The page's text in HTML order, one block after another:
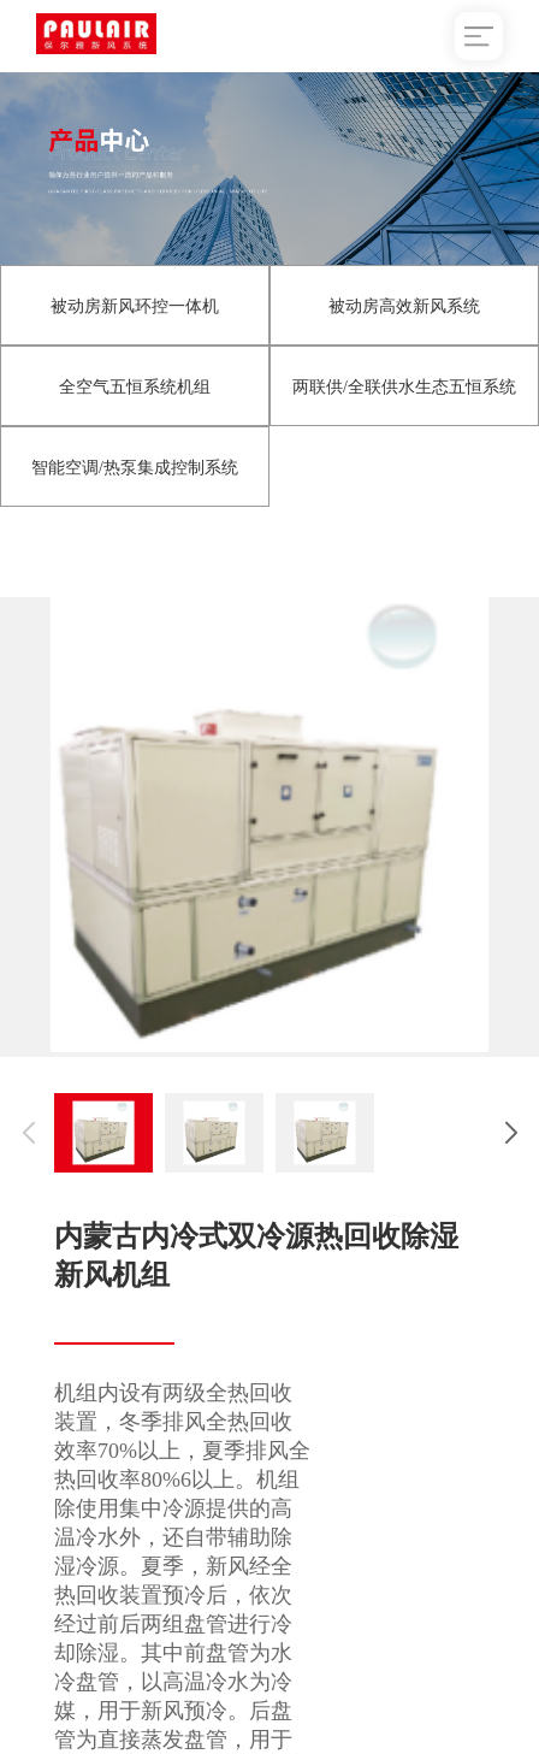
被动房新风环控一体机 被动房高效新风系统
全空气五恒系统机组 两联供/全联供水生态五恒系统
智能空调/热泵集成控制系统
内蒙古内冷式双冷源热回收除湿
新风机组
机组内设有两级全热回收
装置，冬季排风全热回收
效率70%以上，夏季排风全
热回收率80%6以上。机组
除使用集中冷源提供的高
温冷水外，还自带辅助除
湿冷源。夏季，新风经全
热回收装置预冷后，依次
经过前后两组盘管进行冷
却除湿。其中前盘管为水
冷盘管，以高温冷水为冷
媒，用于新风预冷。后盘
管为直接蒸发盘管，用于